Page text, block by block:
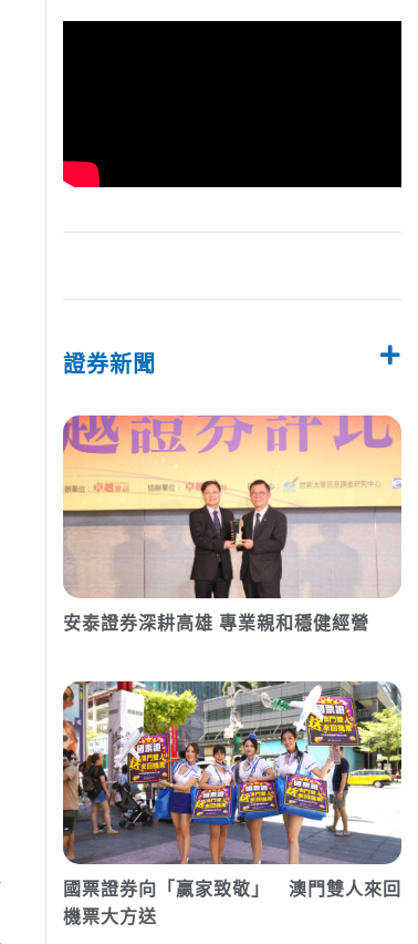
證券新聞
安泰證券深耕高雄 專業親和穩健經營
國票證券向「贏家致敬」 澳門雙人來回
機票大方送